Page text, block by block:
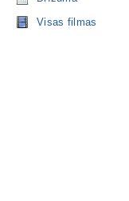
Visas filmas